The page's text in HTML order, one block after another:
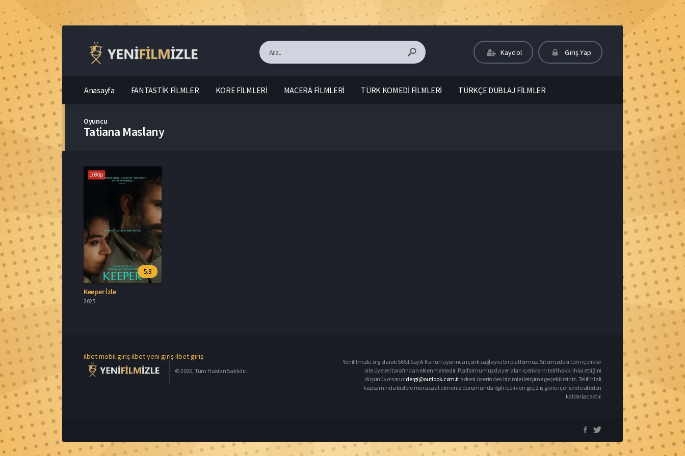
Kaydol Giriş Yap
Anasayfa FANTASTİK FİLMLER KORE FİLMLERİ MACERA FİLMLERİ TÜRK KOMEDİ FİLMLERİ TÜRKÇE DUBLAJ FİLMLER
Oyuncu
Tatiana Maslany
1080p
5.8
Keeper İzle
2025
ilbet mobil girişilbet yeni girişilbet giriş
© 2026, Tüm Hakları Saklıdır.
Yenifilmizle.org olarak 5651 Sayılı Kanun uyarınca içerik sağlayıcı bir platformuz. Sitemizdeki tüm içerikler
site üyeleri tarafından eklenmektedir. Platformumuzda yer alan içeriklerin telif hakkı ihlal ettiğini
düşünüyorsanızdergi@outlook.com.tr adresi üzerinden bizimle iletişime geçebilirsiniz. Telif ihlali
kapsamında bizlere müracaat etmeniz durumunda ilgili içerik en geç 2 iş günü içerisinde siteden
kaldırılacaktır.